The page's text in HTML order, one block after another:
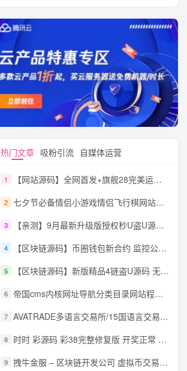
热门文章 吸粉引流 自媒体运营
1 【网站源码】全网首发+旗舰28完美运营Java版高仿28圈+彩种丰富+机器人+眯牌
2 七夕节必备情侣小游戏情侣飞行棋网站源码
3 【亲测】9月最新升级版授权秒U盗U源码/四链盗U源码/自带提币接口
4 【区块链源码】币圈钱包新合约 监控公链转账地址 尾数模拟转账数据生成 0 U攻击带安装说明
5 【区块链源码】新版精品4链盗U源码 无限开代理模式 后台 代理数据可看 包含搭建教程
6 帝国cms内核网址导航分类目录网站程序源码
7 AVATRADE多语言交易所/15国语言交易所/合约交易/期权交易/币币交易/申购/矿机/风控/前端wap/pc纯源码/带搭建教程
8 时时 彩源码 彩38完整修复版 开奖正常 带手机wap
9 拽牛金服 – 区块链开发公司 虚拟币交易系统 虚拟币交易平台开发 虚拟币ico众